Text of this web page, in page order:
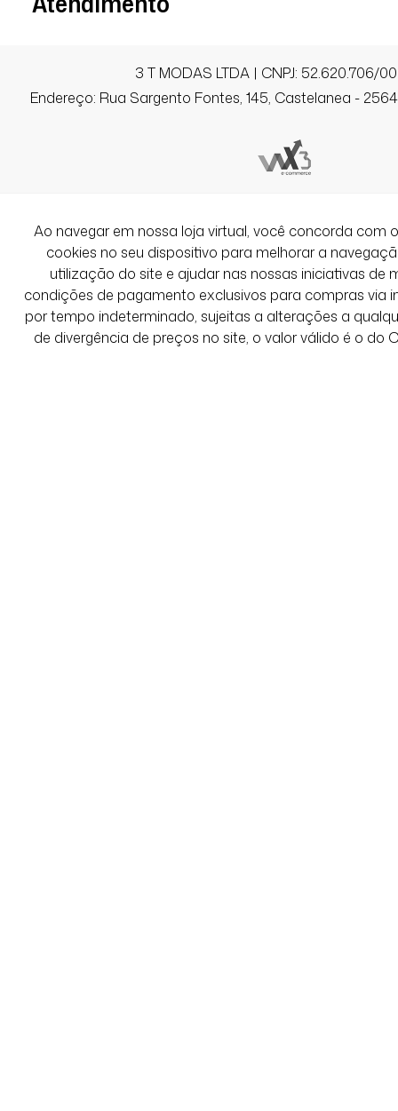
3 T MODAS LTDA | CNPJ: 52.620.706/
Endereço: Rua Sargento Fontes, 145, Castelanea -
Ao navegar em nossa loja virtual, você concorda com
cookies no seu dispositivo para melhorar a
utilização do site e ajudar nas nossas iniciativas de
condições de pagamento exclusivos para compras via
por tempo indeterminado, sujeitas a alterações a
de divergência de preços no site, o valor válido é o do